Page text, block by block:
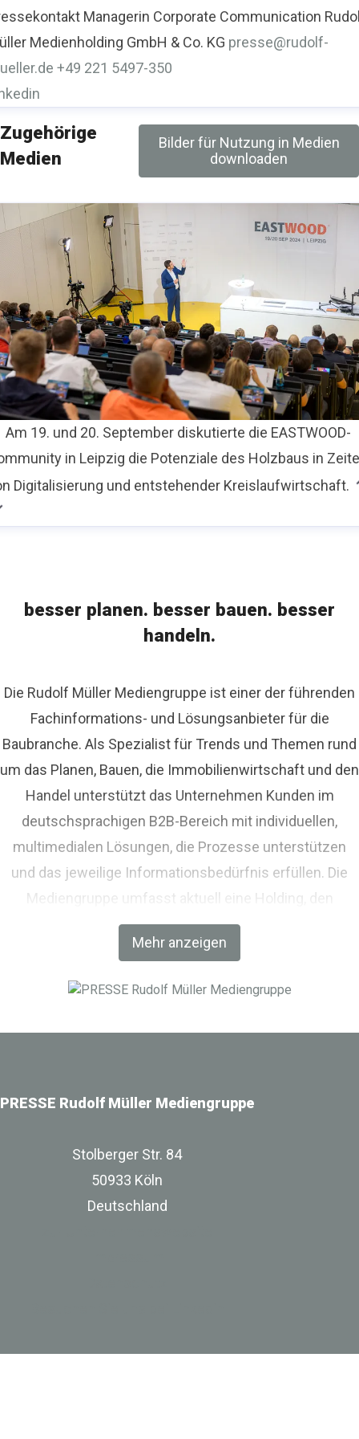
+49 221 5497-341
Managerin Corporate Communication
Medienholding GmbH & Co. KG presse@rudolf-
+49 221 5497-350
Zugehörige
Medien
Bilder für Nutzung in Medien
downloaden
Am 19. und 20. September diskutierte die EASTWOOD-
in Leipzig die Potenziale des Holzbaus in
Digitalisierung und entstehender Kreislaufwirtschaft.
besser planen. besser bauen. besser
handeln.
Mehr anzeigen
Die Rudolf Müller Mediengruppe ist einer der führenden
Fachinformations- und Lösungsanbieter für die
Baubranche. Als Spezialist für Trends und Themen rund
um das Planen, Bauen, die Immobilienwirtschaft und den
Handel unterstützt das Unternehmen Kunden im
deutschsprachigen B2B-Bereich mit individuellen,
multimedialen Lösungen, die Prozesse unterstützen
und das jeweilige Informationsbedürfnis erfüllen. Die
Mediengruppe umfasst aktuell eine Holding, den
Fachverlag RM Rudolf Müller Medien und mit der BIM
World MUNICH eine Netzwerkplattform für Akteure der
PRESSE Rudolf Müller Mediengruppe
Stolberger Str. 84
50933 Köln
Deutschland